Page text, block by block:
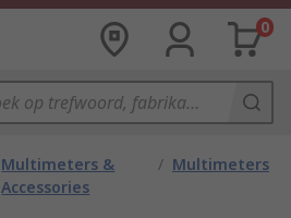
0
Multimeters &
Accessories
/ Multimeters